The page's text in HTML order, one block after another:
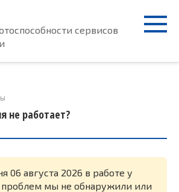
сервисов
не работает?
06 августа 2026 в работе у
проблем мы не обнаружили или